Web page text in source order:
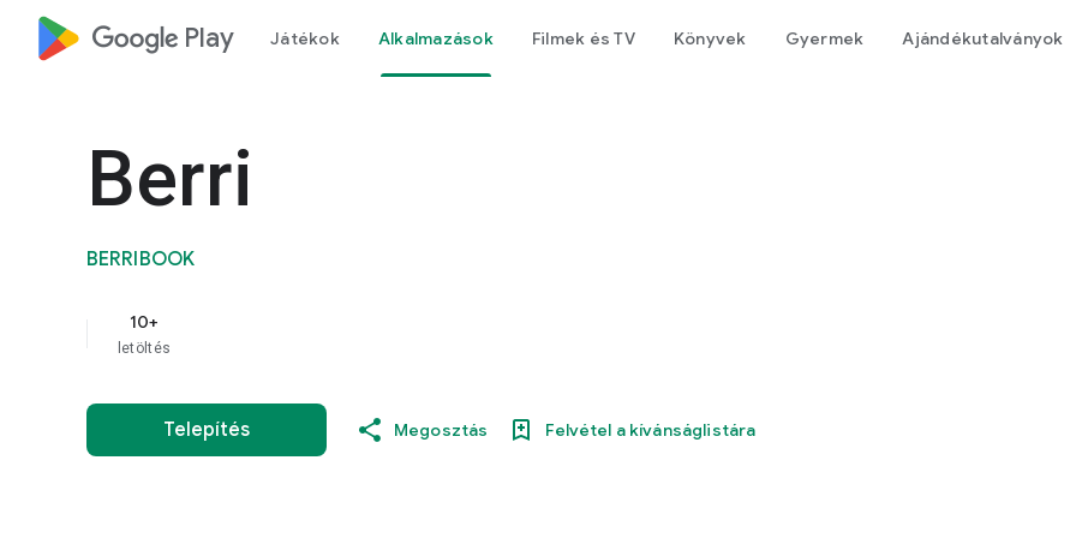
google_logo Play Játékok Alkalmazások Filmek és TV Könyvek Gyermek Ajándékutalványok
Berri
BERRIBOOK
10+
letöltés
Telepítés Megosztás Felvétel a kívánságlistára